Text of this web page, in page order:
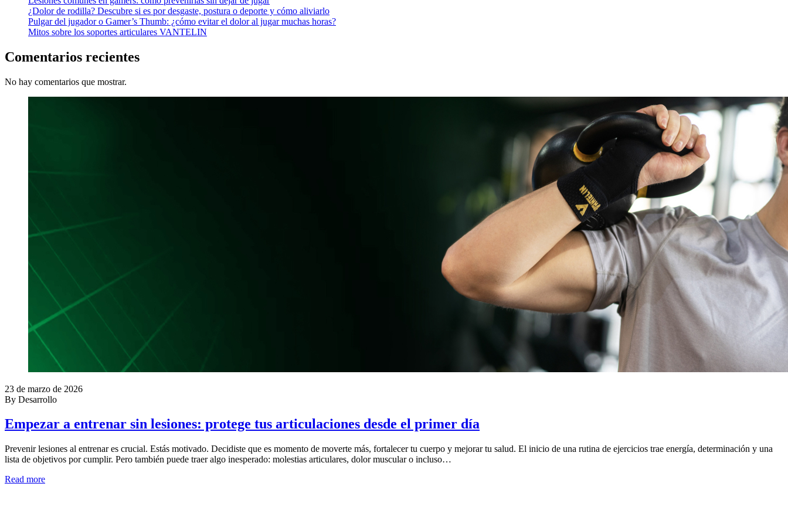
¿Dolor de rodilla? Descubre si es por desgaste, postura o deporte y cómo aliviarlo
Pulgar del jugador o Gamer’s Thumb: ¿cómo evitar el dolor al jugar muchas horas?
Mitos sobre los soportes articulares VANTELIN
Comentarios recientes
No hay comentarios que mostrar.
23 de marzo de 2026
By Desarrollo
Empezar a entrenar sin lesiones: protege tus articulaciones desde el primer día
Prevenir lesiones al entrenar es crucial. Estás motivado. Decidiste que es momento de moverte más, fortalecer tu cuerpo y mejorar tu salud. El inicio de una rutina de ejercicios trae energía, determinación y una
lista de objetivos por cumplir. Pero también puede traer algo inesperado: molestias articulares, dolor muscular o incluso…
Read more